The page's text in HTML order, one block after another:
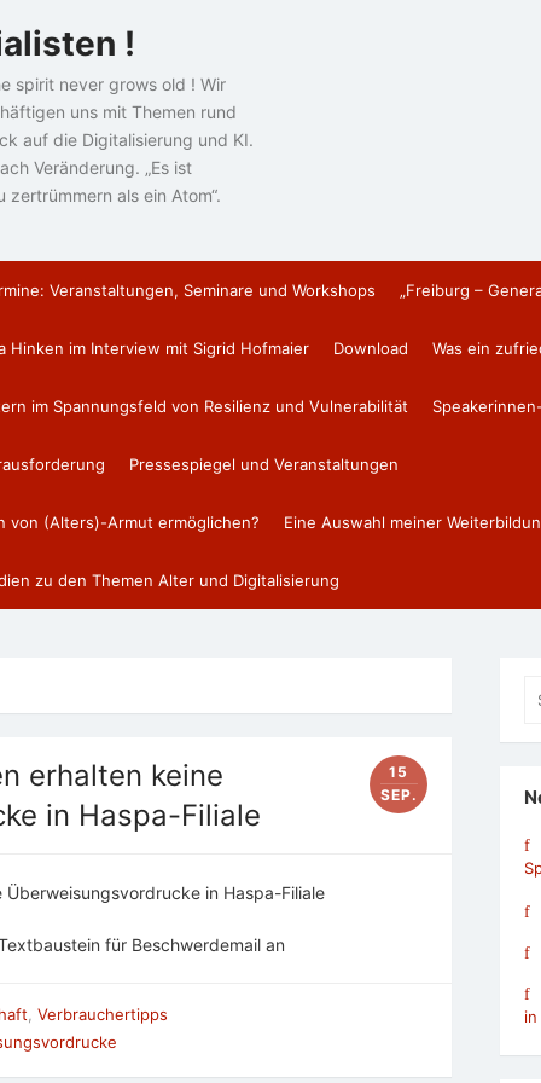
!
spirit never grows old ! Wir
uns mit Themen rund
auf die Digitalisierung und KI.
Veränderung. „Es ist
als ein Atom“.
Veranstaltungen, Seminare und Workshops „Freiburg –
Hinken im Interview mit Sigrid Hofmaier Download Was ein
im Spannungsfeld von Resilienz und Vulnerabilität
Pressespiegel und Veranstaltungen
von (Alters)-Armut ermöglichen? Eine Auswahl meiner
zu den Themen Alter und Digitalisierung
erhalten keine
in Haspa-Filiale
15
SEP.
in Haspa-Filiale
für Beschwerdemail an
Verbrauchertipps